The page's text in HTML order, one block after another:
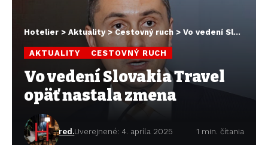
Hotelier > Aktuality>Cestovný ruch > Vo vedení Slovakia Travel opäť nastala zmena
AKTUALITY CESTOVNÝ RUCH
Vo vedení Slovakia Travel
opäť nastala zmena
red.Uverejnené: 4. apríla 2025 1 min. čítania